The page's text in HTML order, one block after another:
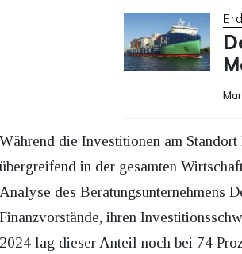
Während die Investitionen am
übergreifend in der gesamten
Analyse des Beratungsunternehmens
Finanzvorstände, ihren
2024 lag dieser Anteil noch bei 74